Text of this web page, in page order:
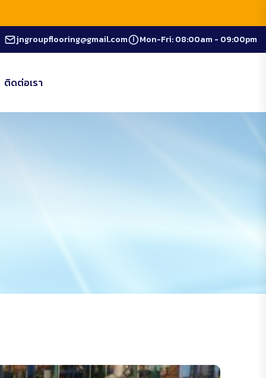
jngroupflooring@gmail.com Mon-Fri: 08:00am - 09:00pm
ติดต่อเรา